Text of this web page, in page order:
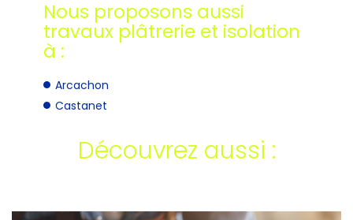
Nous proposons aussi
travaux plâtrerie et isolation
à :
Arcachon
Castanet
Découvrez aussi :